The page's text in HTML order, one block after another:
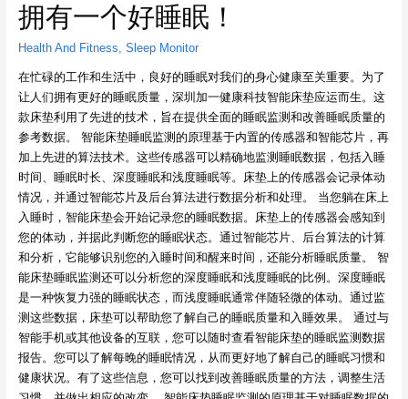
拥有一个好睡眠！
Health And Fitness Sleep Monitor
在忙碌的工作和生活中，良好的睡眠对我们的身心健康至关重要。为了
让人们拥有更好的睡眠质量，深圳加一健康科技智能床垫应运而生。这
款床垫利用了先进的技术，旨在提供全面的睡眠监测和改善睡眠质量的
参考数据。 智能床垫睡眠监测的原理基于内置的传感器和智能芯片，再
加上先进的算法技术。这些传感器可以精确地监测睡眠数据，包括入睡
时间、睡眠时长、深度睡眠和浅度睡眠等。床垫上的传感器会记录体动
情况，并通过智能芯片及后台算法进行数据分析和处理。 当您躺在床上
入睡时，智能床垫会开始记录您的睡眠数据。床垫上的传感器会感知到
您的体动，并据此判断您的睡眠状态。通过智能芯片、后台算法的计算
和分析，它能够识别您的入睡时间和醒来时间，还能分析睡眠质量。 智
能床垫睡眠监测还可以分析您的深度睡眠和浅度睡眠的比例。深度睡眠
是一种恢复力强的睡眠状态，而浅度睡眠通常伴随轻微的体动。通过监
测这些数据，床垫可以帮助您了解自己的睡眠质量和入睡效果。 通过与
智能手机或其他设备的互联，您可以随时查看智能床垫的睡眠监测数据
报告。您可以了解每晚的睡眠情况，从而更好地了解自己的睡眠习惯和
健康状况。有了这些信息，您可以找到改善睡眠质量的方法，调整生活